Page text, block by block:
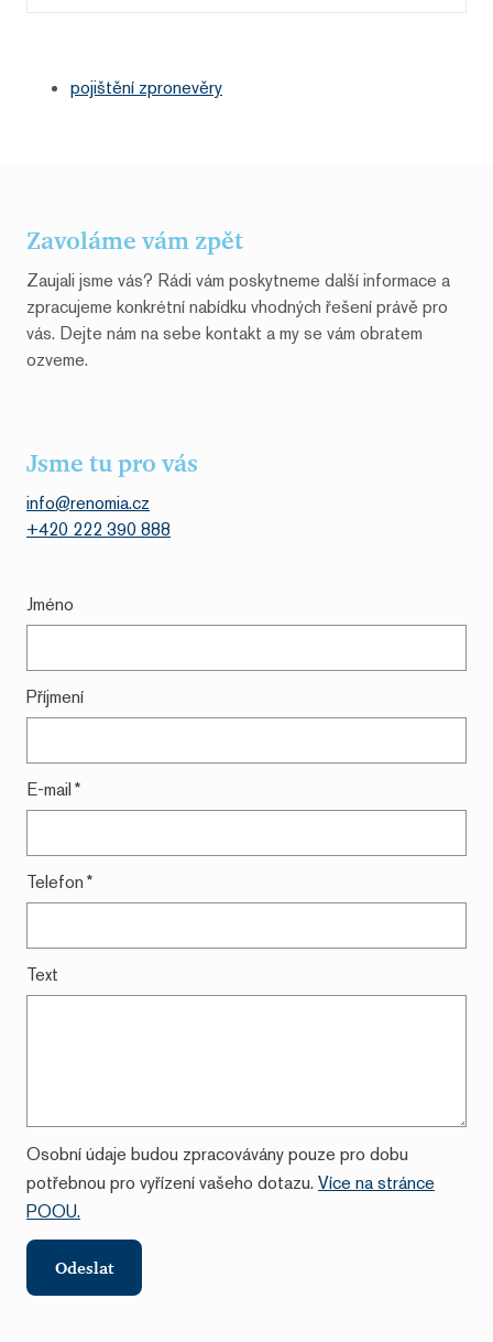
pojištění zpronevěry
Zavoláme vám zpět
Zaujali jsme vás? Rádi vám poskytneme další informace a
zpracujeme konkrétní nabídku vhodných řešení právě pro
vás. Dejte nám na sebe kontakt a my se vám obratem
ozveme.
Jsme tu pro vás
info@renomia.cz
+420 222 390 888
Jméno
Příjmení
E-mail*
Telefon*
Text
Osobní údaje budou zpracovávány pouze pro dobu
potřebnou pro vyřízení vašeho dotazu. Více na stránce
POOU.
Odeslat